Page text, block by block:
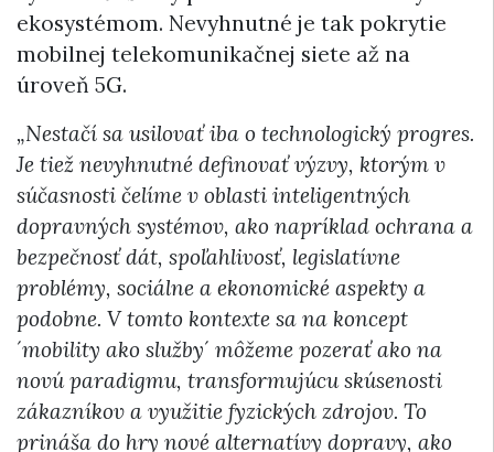
ekosystémom. Nevyhnutné je tak pokrytie
mobilnej telekomunikačnej siete až na
úroveň 5G.
„Nestačí sa usilovať iba o technologický progres.
Je tiež nevyhnutné definovať výzvy, ktorým v
súčasnosti čelíme v oblasti inteligentných
dopravných systémov, ako napríklad ochrana a
bezpečnosť dát, spoľahlivosť, legislatívne
problémy, sociálne a ekonomické aspekty a
podobne. V tomto kontexte sa na koncept
´mobility ako služby´ môžeme pozerať ako na
novú paradigmu, transformujúcu skúsenosti
zákazníkov a využitie fyzických zdrojov. To
prináša do hry nové alternatívy dopravy, ako